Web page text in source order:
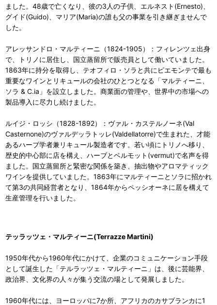
ました。48歳で亡くなり、彼の3人の子供、エルネスト(Ernesto)、
グイド(Guido)、マリア(Maria)の誰も父の事業を引き継ぎませんで
した。
アレッサンドロ・マルティーニ（1824-1905）：フィレンツェ出身
で、トリノに居住し、国立蒸留所で販売員として働いていました。
1863年に持分を取得し、テオフィロ・ソラと共にピエモンテで最も
重要なワインとリキュールの会社のひとつとなる「マルティーニ、
ソラ & C.ia」を設立しました。商業面の管理や、世界中の市場への
製品導入に尽力し続けました。
ルイジ・ロッシ（1828-1892）：ヴァル・カステルノーネ(Val
Casternone)のヴァルデッラトッレ(Valdellatorre)で生まれた、才能
あるハーブ学者兼リキュール製造者です。若い頃にトリノへ移り、
歴史的中心部に店を構え、ハーブとベルモット(vermut)で名声を得
ました。国立蒸留所と緊密な関係を築き、抽出物やアロマティック
ワインを提供していました。1863年にマルティーニとソラに招かれ
て第3の共同経営者となり、1864年からペッシオーネに居を構えて
生産管理を行いました。
テッラッツェ・マルティーニ(Terrazze Martini)
1950年代から1960年代にかけて、企業のコミュニケーション手段
として誕生した「テルラッツェ・マルティーニ」は、後に芸能界、
政治界、文化界の人々が集う交流の場として発展しました。
1960年代には、ヨーロッパに7か所、アフリカのカサブランカに1